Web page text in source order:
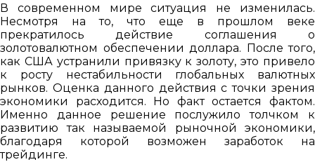
В современном мире ситуация не изменилась.
Несмотря на то, что еще в прошлом веке
прекратилось действие соглашения о
золотовалютном обеспечении доллара. После того,
как США устранили привязку к золоту, это привело
к росту нестабильности глобальных валютных
рынков. Оценка данного действия с точки зрения
экономики расходится. Но факт остается фактом.
Именно данное решение послужило толчком к
развитию так называемой рыночной экономики,
благодаря которой возможен заработок на
трейдинге.